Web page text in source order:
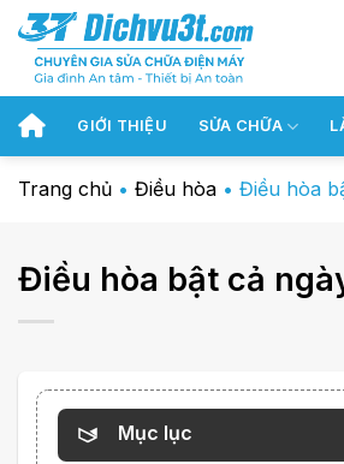
Chuyển
đến
dung
GIỚI THIỆU SỬA CHỮA
Trang chủ • Điều hòa • Điều hòa
Điều hòa bật cả
Mục lục